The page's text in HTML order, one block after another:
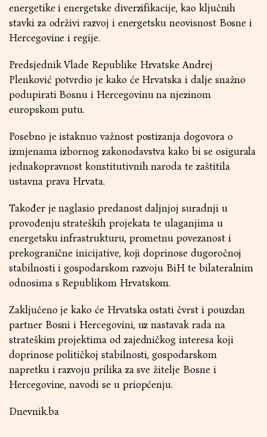
energetike i energetske diverzifikacije, kao ključnih
stavki za održivi razvoj i energetsku neovisnost Bosne i
Hercegovine i regije.
Predsjednik Vlade Republike Hrvatske Andrej
Plenković potvrdio je kako će Hrvatska i dalje snažno
podupirati Bosnu i Hercegovinu na njezinom
europskom putu.
Posebno je istaknuo važnost postizanja dogovora o
izmjenama izbornog zakonodavstva kako bi se osigurala
jednakopravnost konstitutivnih naroda te zaštitila
ustavna prava Hrvata.
Također je naglasio predanost daljnjoj suradnji u
provođenju strateških projekata te ulaganjima u
energetsku infrastrukturu, prometnu povezanost i
prekogranične inicijative, koji doprinose dugoročnoj
stabilnosti i gospodarskom razvoju BiH te bilateralnim
odnosima s Republikom Hrvatskom.
Zaključeno je kako će Hrvatska ostati čvrst i pouzdan
partner Bosni i Hercegovini, uz nastavak rada na
strateškim projektima od zajedničkog interesa koji
doprinose političkoj stabilnosti, gospodarskom
napretku i razvoju prilika za sve žitelje Bosne i
Hercegovine, navodi se u priopćenju.
Dnevnik.ba